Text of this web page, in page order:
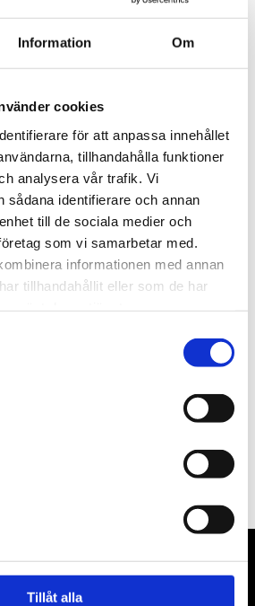
Information Om
cookies
för att anpassa innehållet
tillhandahålla funktioner
analysera vår trafik. Vi
sådana identifierare och annan
till de sociala medier och
som vi samarbetar med.
informationen med annan
tillhandahållit eller som de har
Tillåt alla
Lägg i varukorgen